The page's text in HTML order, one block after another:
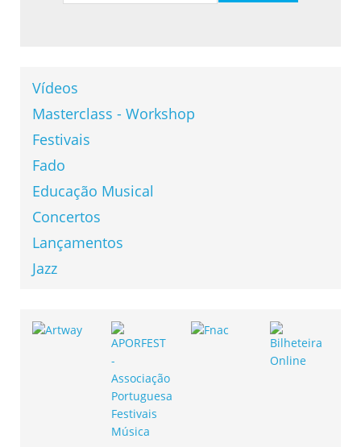
Vídeos
Masterclass - Workshop
Festivais
Fado
Educação Musical
Concertos
Lançamentos
Jazz